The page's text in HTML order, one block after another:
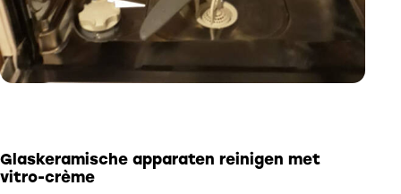
Glaskeramische apparaten reinigen met
vitro-crème